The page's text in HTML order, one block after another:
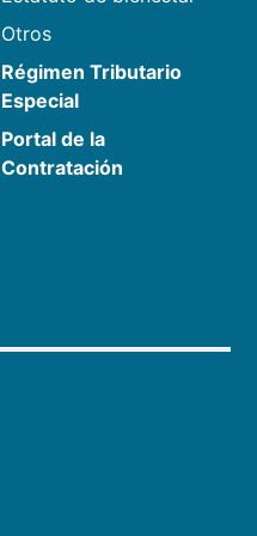
Otros
Régimen Tributario
Especial
Portal de la
Contratación